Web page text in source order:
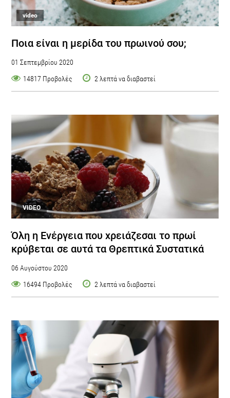
video
Ποια είναι η μερίδα του πρωινού σου;
01 Σεπτεμβρίου 2020
14817 Προβολές
2 λεπτά να διαβαστεί
VIDEO
Όλη η Ενέργεια που χρειάζεσαι το πρωί
κρύβεται σε αυτά τα Θρεπτικά Συστατικά
06 Αυγούστου 2020
16494 Προβολές
2 λεπτά να διαβαστεί